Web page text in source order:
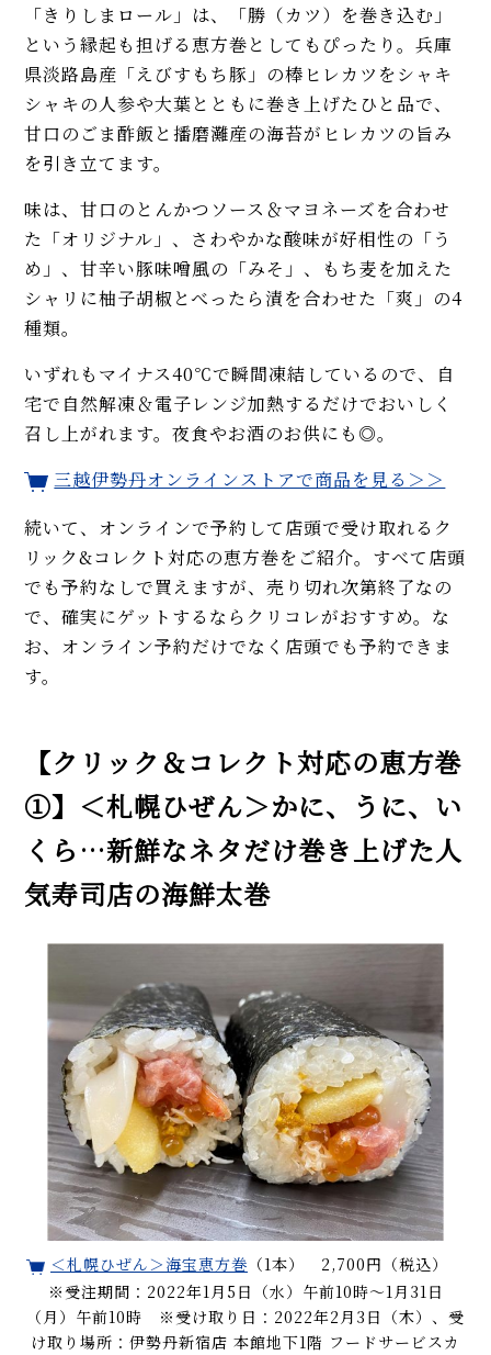
「きりしまロール」は、「勝（カツ）を巻き込む」
という縁起も担げる恵方巻としてもぴったり。兵庫
県淡路島産「えびすもち豚」の棒ヒレカツをシャキ
シャキの人参や大葉とともに巻き上げたひと品で、
甘口のごま酢飯と播磨灘産の海苔がヒレカツの旨み
を引き立てます。
味は、甘口のとんかつソース＆マヨネーズを合わせ
た「オリジナル」、さわやかな酸味が好相性の「う
め」、甘辛い豚味噌風の「みそ」、もち麦を加えた
シャリに柚子胡椒とべったら漬を合わせた「爽」の4
種類。
いずれもマイナス40℃で瞬間凍結しているので、自
宅で自然解凍＆電子レンジ加熱するだけでおいしく
召し上がれます。夜食やお酒のお供にも◎。
三越伊勢丹オンラインストアで商品を見る＞＞
続いて、オンラインで予約して店頭で受け取れるク
リック&コレクト対応の恵方巻をご紹介。すべて店頭
でも予約なしで買えますが、売り切れ次第終了なの
で、確実にゲットするならクリコレがおすすめ。な
お、オンライン予約だけでなく店頭でも予約できま
す。
【クリック＆コレクト対応の恵方巻
①】＜札幌ひぜん＞かに、うに、い
くら…新鮮なネタだけ巻き上げた人
気寿司店の海鮮太巻
＜札幌ひぜん＞海宝恵方巻 （1本） 2,700円（税込）
※受注期間：2022年1月5日（水）午前10時～1月31日
（月）午前10時 ※受け取り日：2022年2月3日（木）、受
け取り場所：伊勢丹新宿店 本館地下1階 フードサービスカ